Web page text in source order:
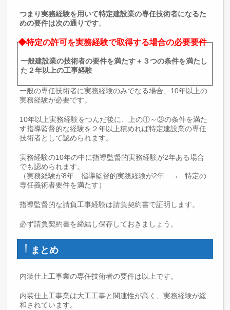
つまり実務経験を用いて特定建設業の専任技術者になるた
めの要件は次の通りです。
◆特定の許可を実務経験で取得する場合の必要要件
一般建設業の技術者の要件を満たす＋３つの条件を満たし
た２年以上の工事経験
一般の専任技術者に実務経験のみでなる場合、10年以上の
実務経験が必要です。
10年以上実務経験をつんだ後に、上の①～③の条件を満た
す指導監督的な経験を２年以上積めれば特定建設業の専任
技術者として認められます。
実務経験の10年の中に指導監督的実務経験が2年ある場合
でも認められます。
（実務経験が8年 指導監督的実務経験が2年 → 特定の
専任義術者要件を満たす）
指導監督的な請負工事経験は請負契約書で証明します。
必ず請負契約書を締結し保存しておきましょう。
まとめ
内装仕上工事業の専任技術者の要件は以上です。
内装仕上工事業は大工工事と関連性が高く、実務経験が緩
和されています。